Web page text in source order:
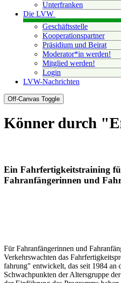
Unterfranken
Die LVW
Geschäftsstelle
Kooperationspartner
Präsidium und Beirat
Moderator*in werden!
Mitglied werden!
Login
LVW-Nachrichten
Off-Canvas Toggle
Könner durch
Ein Fahrfertigkeitstraining
Fahranfängerinnen und
Für Fahranfängerinnen und
Verkehrswachten das
fahrung" entwickelt, das seit 1984 an
Schwachpunkten der Altersgruppe